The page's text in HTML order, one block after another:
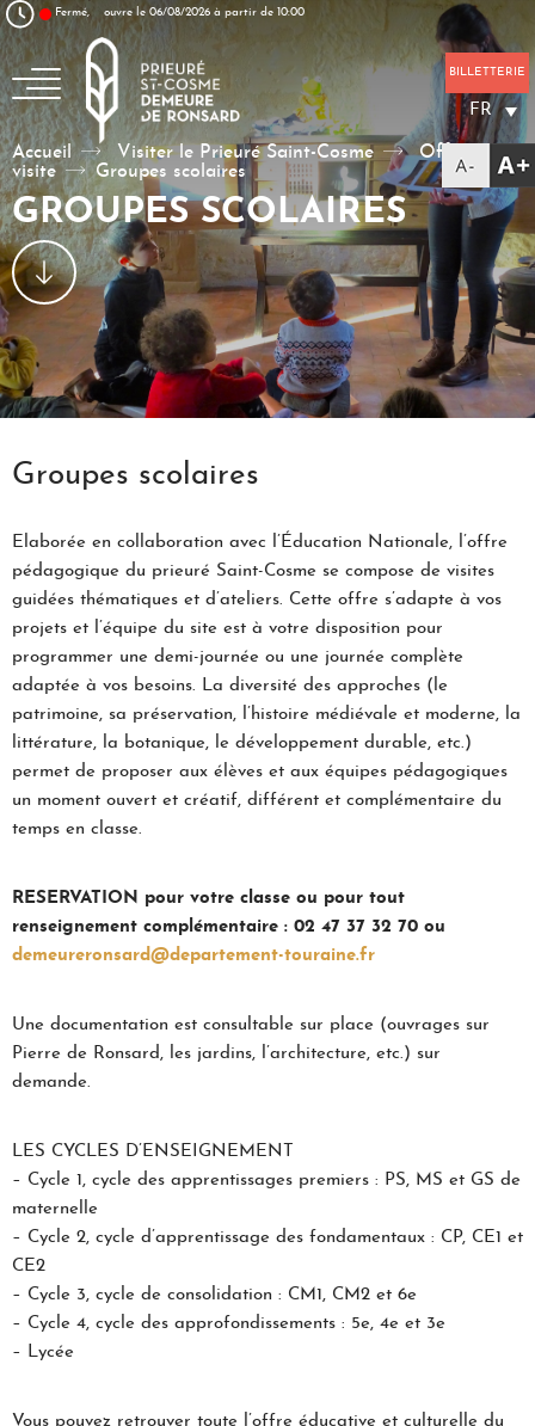
Aller au texte
Aller au menu
Passer au contenu
Menu principal
La poésie, un art à vivre
Fermé, ouvre le 06/08/2026 à partir de 10:00
BILLETTERIE
FR
Accueil Visiter le Prieuré Saint-Cosme
Offres de
visite
Groupes scolaires
GROUPES SCOLAIRES
Groupes scolaires
Elaborée en collaboration avec l’Éducation Nationale, l’offre
pédagogique du prieuré Saint-Cosme se compose de visites
guidées thématiques et d’ateliers. Cette offre s’adapte à vos
projets et l’équipe du site est à votre disposition pour
programmer une demi-journée ou une journée complète
adaptée à vos besoins. La diversité des approches (le
patrimoine, sa préservation, l’histoire médiévale et moderne, la
littérature, la botanique, le développement durable, etc.)
permet de proposer aux élèves et aux équipes pédagogiques
un moment ouvert et créatif, différent et complémentaire du
temps en classe.
RESERVATION pour votre classe ou pour tout
renseignement complémentaire : 02 47 37 32 70 ou
demeureronsard@departement-touraine.fr
Une documentation est consultable sur place (ouvrages sur
Pierre de Ronsard, les jardins, l’architecture, etc.) sur
demande.
LES CYCLES D’ENSEIGNEMENT
– Cycle 1, cycle des apprentissages premiers : PS, MS et GS de
maternelle
– Cycle 2, cycle d’apprentissage des fondamentaux : CP, CE1 et
CE2
– Cycle 3, cycle de consolidation : CM1, CM2 et 6e
– Cycle 4, cycle des approfondissements : 5e, 4e et 3e
– Lycée
Vous pouvez retrouver toute l’offre éducative et culturelle du